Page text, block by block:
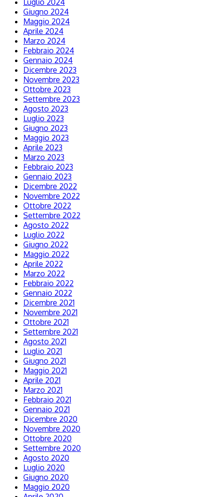
Luglio 2024
Giugno 2024
Maggio 2024
Aprile 2024
Marzo 2024
Febbraio 2024
Gennaio 2024
Dicembre 2023
Novembre 2023
Ottobre 2023
Settembre 2023
Agosto 2023
Luglio 2023
Giugno 2023
Maggio 2023
Aprile 2023
Marzo 2023
Febbraio 2023
Gennaio 2023
Dicembre 2022
Novembre 2022
Ottobre 2022
Settembre 2022
Agosto 2022
Luglio 2022
Giugno 2022
Maggio 2022
Aprile 2022
Marzo 2022
Febbraio 2022
Gennaio 2022
Dicembre 2021
Novembre 2021
Ottobre 2021
Settembre 2021
Agosto 2021
Luglio 2021
Giugno 2021
Maggio 2021
Aprile 2021
Marzo 2021
Febbraio 2021
Gennaio 2021
Dicembre 2020
Novembre 2020
Ottobre 2020
Settembre 2020
Agosto 2020
Luglio 2020
Giugno 2020
Maggio 2020